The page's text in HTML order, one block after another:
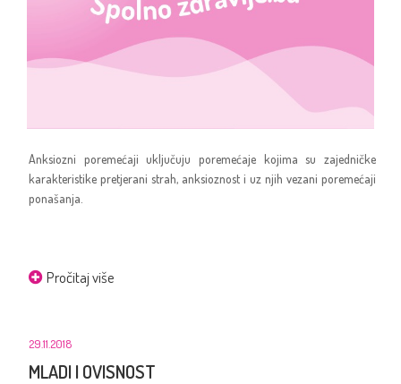
Anksiozni poremećaji uključuju poremećaje kojima su zajedničke
karakteristike pretjerani strah, anksioznost i uz njih vezani poremećaji
ponašanja.
Pročitaj više
29.11.2018
MLADI I OVISNOST